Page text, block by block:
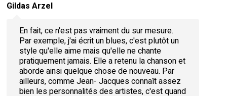
Gildas Arzel
En fait, ce n'est pas vraiment du sur mesure.
Par exemple, j'ai écrit un blues, c'est plutôt un
style qu'elle aime mais qu'elle ne chante
pratiquement jamais. Elle a retenu la chanson et
aborde ainsi quelque chose de nouveau. Par
ailleurs, comme Jean- Jacques connaît assez
bien les personnalités des artistes, c'est quand